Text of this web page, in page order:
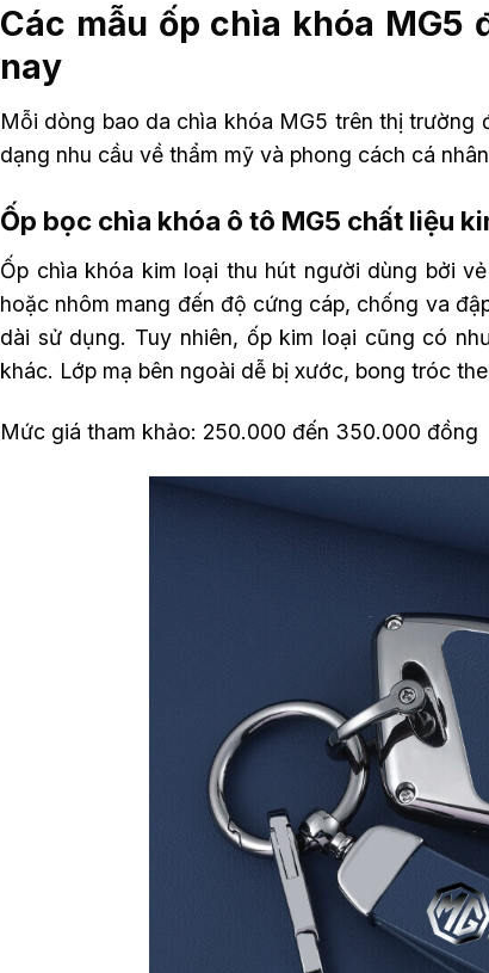
Các mẫu ốp chìa khóa
nay
Mỗi dòng bao da chìa khóa MG5 trên thị trường
dạng nhu cầu về thẩm mỹ và phong cách cá
Ốp bọc chìa khóa ô tô MG5 chất liệu
Ốp chìa khóa kim loại thu hút người dùng bởi
hoặc nhôm mang đến độ cứng cáp, chống va
dài sử dụng. Tuy nhiên, ốp kim loại cũng có
khác. Lớp mạ bên ngoài dễ bị xước, bong tróc
Mức giá tham khảo: 250.000 đến 350.000 đồng